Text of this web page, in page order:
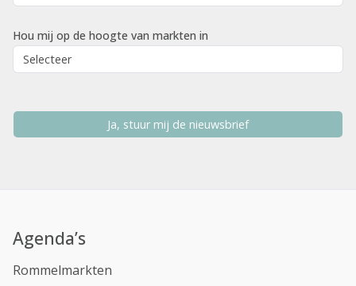
Hou mij op de hoogte van markten in
Ja, stuur mij de nieuwsbrief
Agenda’s
Rommelmarkten